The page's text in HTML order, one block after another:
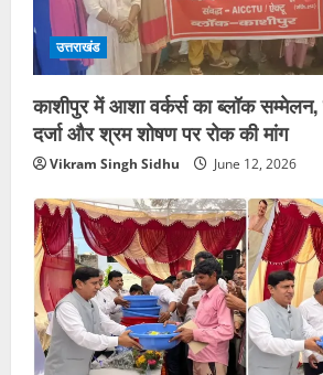
उत्तराखंड
काशीपुर में आशा वर्कर्स का ब्लॉक सम्मेलन,
दर्जा और श्रम शोषण पर रोक की मांग
Vikram Singh Sidhu June 12, 2026